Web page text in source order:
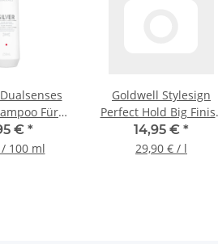
Für
250ml
€ *
100 ml
Goldwell Stylesign
Perfect Hold Big
4 Volumen Haarspray -
500ml
14,95 € *
29,90 € / l